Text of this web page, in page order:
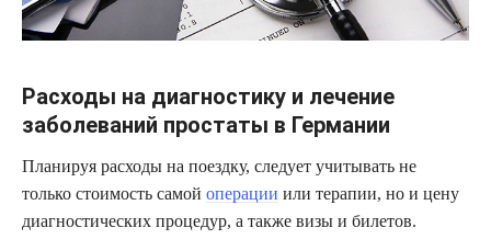
Расходы на диагностику и лечение
заболеваний простаты в Германии
Планируя расходы на поездку, следует учитывать не
только стоимость самой операции или терапии, но и цену
диагностических процедур, а также визы и билетов.